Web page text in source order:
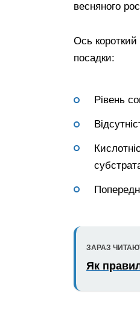
весняного
Ось короткий
посадки:
Рівень
ЗАРАЗ
Як